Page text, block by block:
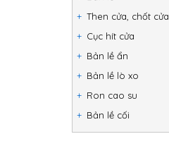
Then cửa, chốt cửa
Cục hít cửa
Bản lề ẩn
Bản lề lò xo
Ron cao su
Bản lề cối